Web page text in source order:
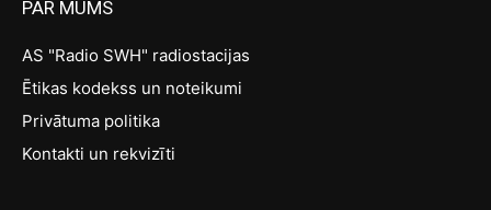
PAR MUMS
AS "Radio SWH" radiostacijas
Ētikas kodekss un noteikumi
Privātuma politika
Kontakti un rekvizīti